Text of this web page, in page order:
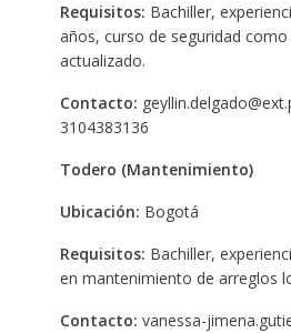
Requisitos: Bachiller,
años, curso de seguridad como
actualizado.
Contacto:
3104383136
Todero (Mantenimiento)
Ubicación: Bogotá
Requisitos: Bachiller,
en mantenimiento de arreglos
Contacto: vanessa-